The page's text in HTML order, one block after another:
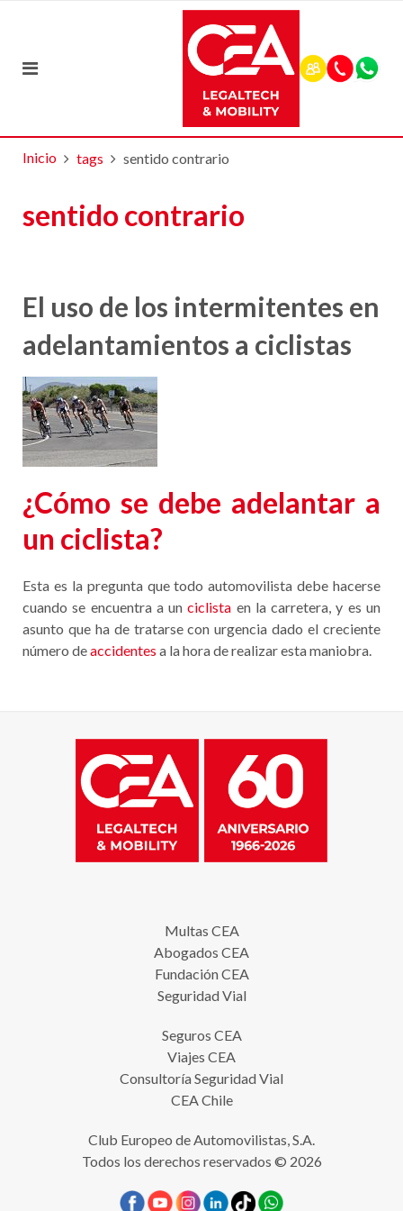
Inicio tags sentido contrario
sentido contrario
El uso de los intermitentes en
adelantamientos a ciclistas
¿Cómo se debe adelantar a
un ciclista?
Esta es la pregunta que todo automovilista debe hacerse
cuando se encuentra a unciclista en la carretera, y es un
asunto que ha de tratarse con urgencia dado el creciente
número deaccidentes a la hora de realizar esta maniobra.
Multas CEA
Abogados CEA
Fundación CEA
Seguridad Vial
Seguros CEA
Viajes CEA
Consultoría Seguridad Vial
CEA Chile
Club Europeo de Automovilistas, S.A.
Todos los derechos reservados © 2026